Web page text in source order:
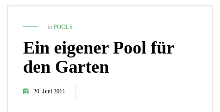
in POOLS
Ein eigener Pool für
den Garten
20. Juni 2011